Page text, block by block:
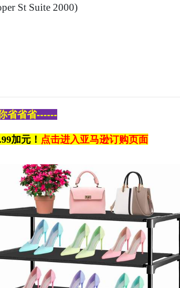
St Suite 2000)
省省省------
加元！ 点击进入亚马逊订购页面